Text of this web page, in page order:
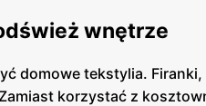
wnętrze
domowe tekstylia. Firanki,
korzystać z